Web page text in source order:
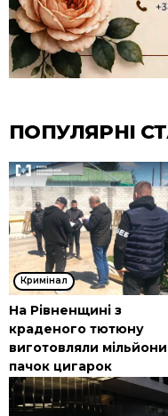
ПОПУЛЯРНІ
Кримінал
На Рівненщині з
краденого тютюну
виготовляли мільйони
пачок цигарок